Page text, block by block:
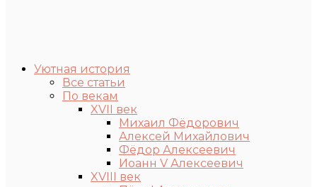
Уютная история
Все статьи
По векам
XVII век
Михаил Фёдорович
Алексей Михайлович
Фёдор Алексеевич
Иоанн V Алексеевич
XVIII век